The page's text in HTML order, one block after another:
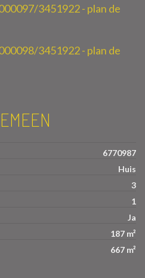
3451922 - plan de
3451922 - plan de
6770987
Huis
3
1
Ja
187 m²
667 m²